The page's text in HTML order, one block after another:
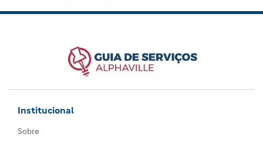
Institucional
Sobre